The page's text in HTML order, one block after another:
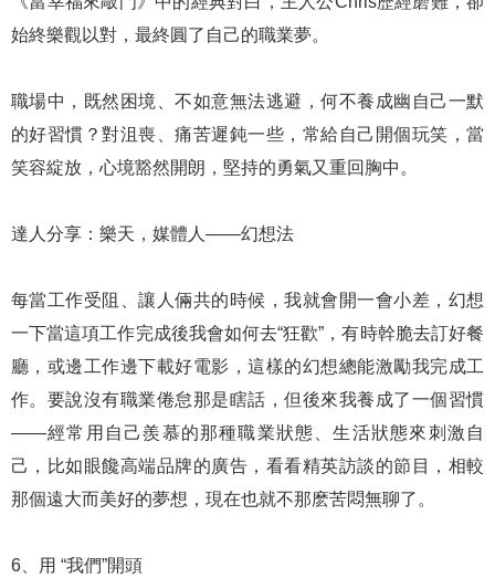
始終樂觀以對，最終圓了自己的職業夢。
職場中，既然困境、不如意無法逃避，何不養成幽自己一默
的好習慣？對沮喪、痛苦遲鈍一些，常給自己開個玩笑，當
笑容綻放，心境豁然開朗，堅持的勇氣又重回胸中。
達人分享：樂天，媒體人——幻想法
每當工作受阻、讓人倆共的時候，我就會開一會小差，幻想
一下當這項工作完成後我會如何去“狂歡”，有時幹脆去訂好餐
廳，或邊工作邊下載好電影，這樣的幻想總能激勵我完成工
作。要說沒有職業倦怠那是瞎話，但後來我養成了一個習慣
——經常用自己羨慕的那種職業狀態、生活狀態來刺激自
己，比如眼饞高端品牌的廣告，看看精英訪談的節目，相較
那個遠大而美好的夢想，現在也就不那麽苦悶無聊了。
6、用 “我們”開頭